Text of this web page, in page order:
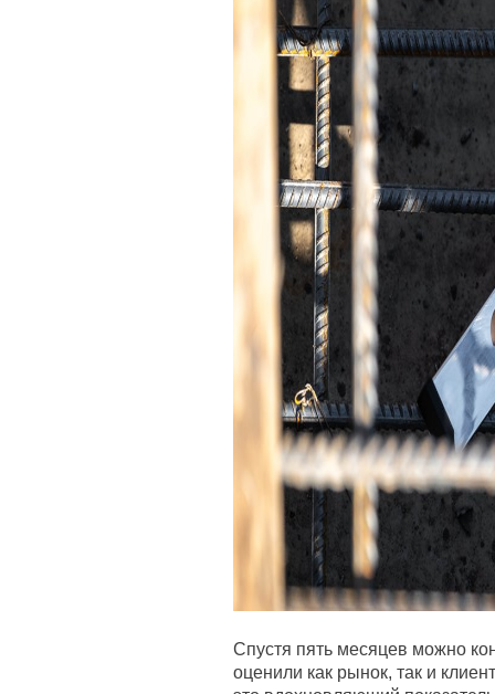
Спустя пять месяцев можно
оценили как рынок, так и